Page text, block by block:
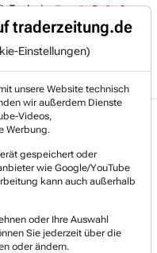
Trading-Room
des Tages 06.08.
traderzeitung.de
Einstellungen)
unsere Website technisch
wir außerdem Dienste
Videos,
Werbung.
gespeichert oder
wie Google/YouTube
kann auch außerhalb
oder Ihre Auswahl
Sie jederzeit über die
oder ändern.